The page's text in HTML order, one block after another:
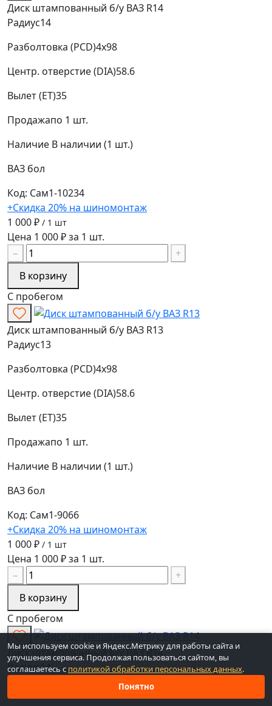
Диск штампованный б/у ВАЗ R14
Радиус14
Разболтовка (PCD)4x98
Центр. отверстие (DIA)58.6
Вылет (ET)35
Продажапо 1 шт.
Наличие В наличии (1 шт.)
ВАЗ бол
Код: Сам1-10234
+Скидка 20% на шиномонтаж
1 000 ₽ / 1 шт
Цена 1 000 ₽ за 1 шт.
−
+
В корзину
С пробегом
Диск штампованный б/у ВАЗ R13
Радиус13
Разболтовка (PCD)4x98
Центр. отверстие (DIA)58.6
Вылет (ET)35
Продажапо 1 шт.
Наличие В наличии (1 шт.)
ВАЗ бол
Код: Сам1-9066
+Скидка 20% на шиномонтаж
1 000 ₽ / 1 шт
Цена 1 000 ₽ за 1 шт.
−
+
В корзину
С пробегом
Диск штампованный б/у ВАЗ R14
Радиус14
Мы используем cookie и Яндекс.Метрику для работы сайта и
улучшения сервиса. Продолжая пользоваться сайтом, вы
соглашаетесь с политикой обработки персональных данных.
Понятно